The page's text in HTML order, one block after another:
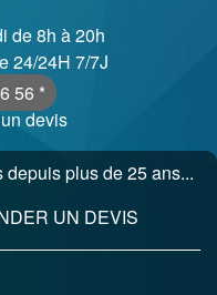
de 8h à 20h
24/24H 7/7J
56 *
devis
plus de 25 ans...
UN DEVIS